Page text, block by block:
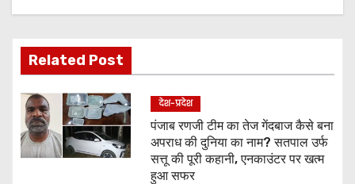
i
o
n
Related Post
देश-प्रदेश
पंजाब रणजी टीम का तेज गेंदबाज कैसे बना
अपराध की दुनिया का नाम? सतपाल उर्फ
सत्तू की पूरी कहानी, एनकाउंटर पर खत्म
हुआ सफर